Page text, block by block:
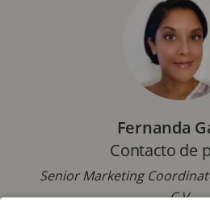
Fernanda
Contacto de
Senior Marketing
C.V.